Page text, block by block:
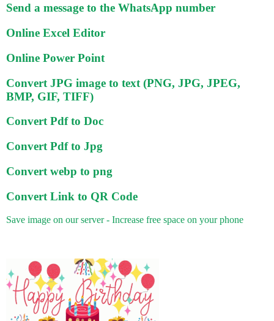
Send a message to the WhatsApp number
Online Excel Editor
Online Power Point
Convert JPG image to text (PNG, JPG, JPEG,
BMP, GIF, TIFF)
Convert Pdf to Doc
Convert Pdf to Jpg
Convert webp to png
Convert Link to QR Code
Save image on our server - Increase free space on your phone